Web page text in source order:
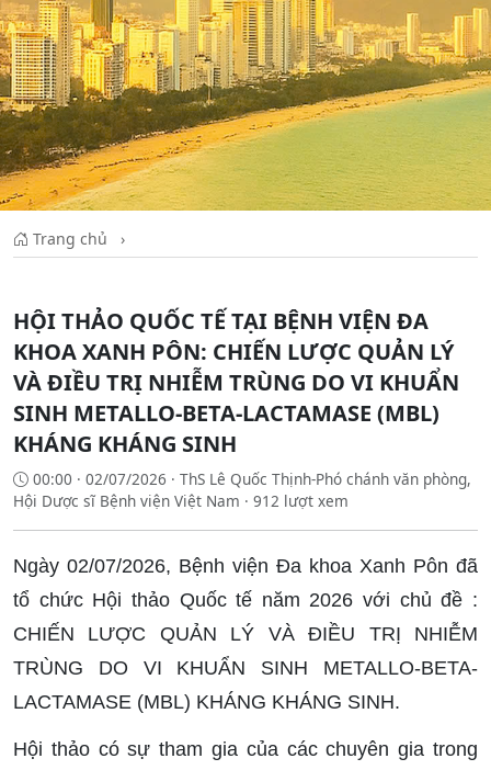
Trang chủ ›
HỘI THẢO QUỐC TẾ TẠI BỆNH VIỆN ĐA
KHOA XANH PÔN: CHIẾN LƯỢC QUẢN LÝ
VÀ ĐIỀU TRỊ NHIỄM TRÙNG DO VI KHUẨN
SINH METALLO-BETA-LACTAMASE (MBL)
KHÁNG KHÁNG SINH
00:00 · 02/07/2026 · ThS Lê Quốc Thịnh-Phó chánh văn phòng,
Hội Dược sĩ Bệnh viện Việt Nam · 912 lượt xem
Ngày 02/07/2026, Bệnh viện Đa khoa Xanh Pôn đã
tổ chức Hội thảo Quốc tế năm 2026 với chủ đề :
CHIẾN LƯỢC QUẢN LÝ VÀ ĐIỀU TRỊ NHIỄM
TRÙNG DO VI KHUẨN SINH METALLO-BETA-
LACTAMASE (MBL) KHÁNG KHÁNG SINH.
Hội thảo có sự tham gia của các chuyên gia trong